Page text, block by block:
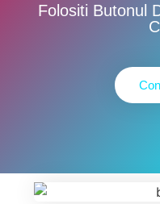
Folositi Butonul